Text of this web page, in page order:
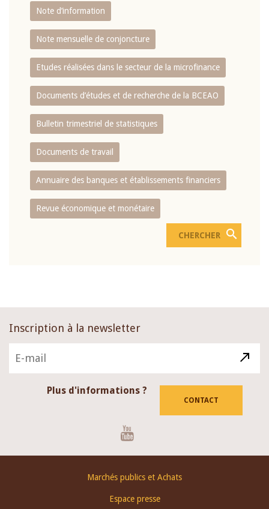
Note d’information
Note mensuelle de conjoncture
Etudes réalisées dans le secteur de la microfinance
Documents d’études et de recherche de la BCEAO
Bulletin trimestriel de statistiques
Documents de travail
Annuaire des banques et établissements financiers
Revue économique et monétaire
Inscription à la newsletter
Plus d'informations ?
CONTACT
Marchés publics et Achats
Espace presse